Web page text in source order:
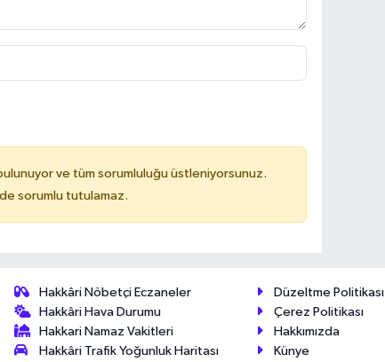
ve tüm sorumluluğu üstleniyorsunuz.
sorumlu tutulamaz.
Hakkâri Nöbetçi Eczaneler
Hakkâri Hava Durumu
Hakkari Namaz Vakitleri
Hakkâri Trafik Yoğunluk Haritası
Düzeltme Politikası
Çerez Politikası
Hakkımızda
Künye